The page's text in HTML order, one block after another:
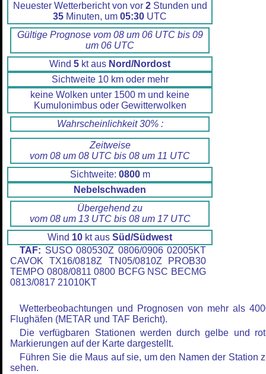
Neuester Wetterbericht von vor 2Stunden und
35 Minuten, um 05:30 UTC
Gültige Prognose vom 08 um 06 UTC bis 09
um 06 UTC
Wind 5 kt aus Nord/Nordost
Sichtweite 10 km oder mehr
keine Wolken unter 1500 m und keine
Kumulonimbus oder Gewitterwolken
Wahrscheinlichkeit 30% :
Zeitweise
vom 08 um 08 UTC bis 08 um 11 UTC
Sichtweite: 0800m
Nebelschwaden
Übergehend zu
vom 08 um 13 UTC bis 08 um 17 UTC
Wind 10 kt aus Süd/Südwest
TAF: SUSO 080530Z 0806/0906 02005KT
CAVOK TX16/0818Z TN05/0810Z PROB30
TEMPO 0808/0811 0800 BCFG NSC BECMG
0813/0817 21010KT
Wetterbeobachtungen und Prognosen von mehr als
Flughäfen (METAR und TAF Bericht).
Die verfügbaren Stationen werden durch gelbe und
Markierungen auf der Karte dargestellt.
Führen Sie die Maus auf sie, um den Namen der Station
sehen.